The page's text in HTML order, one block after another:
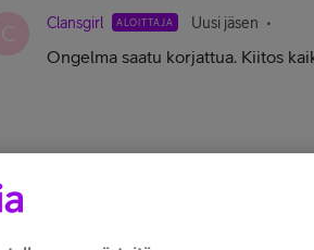
C Clansgirl ALOITTAJA Uusi jäsen
Ongelma saatu korjattua. Kiitos